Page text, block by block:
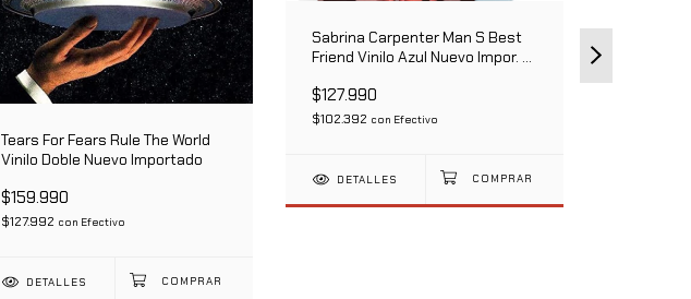
Tears For Fears Rule The World
Vinilo Doble Nuevo Importado
$159.990
$127.992 con Efectivo
DETALLES
Sabrina Carpenter Man S Best
Friend Vinilo Azul Nuevo Impor. -
$127.990
$102.392 con Efectivo
DETALLES